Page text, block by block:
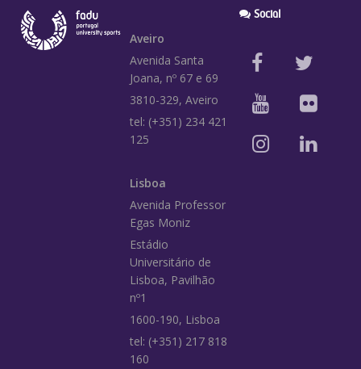
Aveiro
Avenida Santa
Joana, nº 67 e 69
3810-329, Aveiro
tel: (+351) 234 421
125
Lisboa
Avenida Professor
Egas Moniz
Estádio
Universitário de
Lisboa, Pavilhão
nº1
1600-190, Lisboa
tel: (+351) 217 818
160
Social